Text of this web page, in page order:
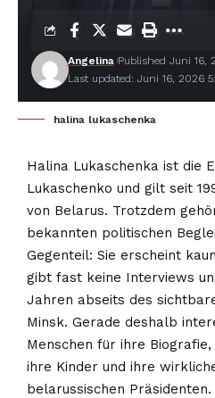
Last updated: Juni 16, 2026
Angelina Published Juni 16,
halina lukaschenka
Halina Lukaschenka ist die
Lukaschenko und gilt seit
von Belarus. Trotzdem
bekannten politischen
Gegenteil: Sie erscheint
gibt fast keine Interviews
Jahren abseits des
Minsk. Gerade deshalb
Menschen für ihre
ihre Kinder und ihre
belarussischen